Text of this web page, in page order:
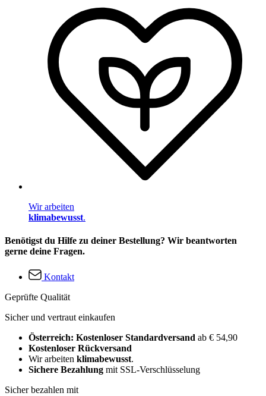
Wir arbeiten
klimabewusst.
Benötigst du Hilfe zu deiner Bestellung? Wir beantworten
gerne deine Fragen.
Kontakt
Geprüfte Qualität
Sicher und vertraut einkaufen
Österreich: Kostenloser Standardversand ab € 54,90
Kostenloser Rückversand
Wir arbeiten klimabewusst.
Sichere Bezahlung mit SSL-Verschlüsselung
Sicher bezahlen mit